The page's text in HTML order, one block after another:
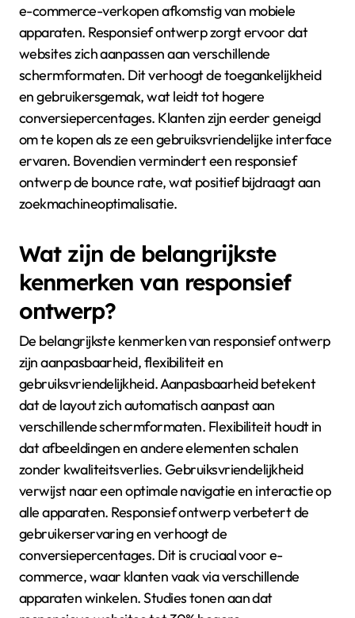
e-commerce-verkopen afkomstig van mobiele
apparaten. Responsief ontwerp zorgt ervoor dat
websites zich aanpassen aan verschillende
schermformaten. Dit verhoogt de toegankelijkheid
en gebruikersgemak, wat leidt tot hogere
conversiepercentages. Klanten zijn eerder geneigd
om te kopen als ze een gebruiksvriendelijke interface
ervaren. Bovendien vermindert een responsief
ontwerp de bounce rate, wat positief bijdraagt aan
zoekmachineoptimalisatie.
Wat zijn de belangrijkste
kenmerken van responsief
ontwerp?
De belangrijkste kenmerken van responsief ontwerp
zijn aanpasbaarheid, flexibiliteit en
gebruiksvriendelijkheid. Aanpasbaarheid betekent
dat de layout zich automatisch aanpast aan
verschillende schermformaten. Flexibiliteit houdt in
dat afbeeldingen en andere elementen schalen
zonder kwaliteitsverlies. Gebruiksvriendelijkheid
verwijst naar een optimale navigatie en interactie op
alle apparaten. Responsief ontwerp verbetert de
gebruikerservaring en verhoogt de
conversiepercentages. Dit is cruciaal voor e-
commerce, waar klanten vaak via verschillende
apparaten winkelen. Studies tonen aan dat